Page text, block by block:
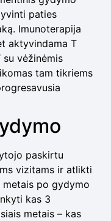
paties
Imunoterapija
aktyvindama T
su vėžinėmis
tam tikriems
paskirtu
vizitams ir atlikti
metais po gydymo
kas 3
metais – kas